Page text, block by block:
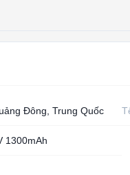
Đông, Trung Quốc
1300mAh